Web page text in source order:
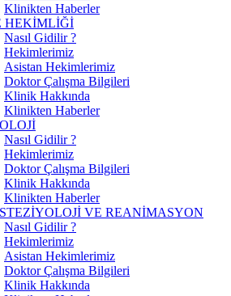
Klinikten Haberler
HEKİMLİĞİ
Nasıl Gidilir ?
Hekimlerimiz
Asistan Hekimlerimiz
Doktor Çalışma Bilgileri
Klinik Hakkında
Klinikten Haberler
Nasıl Gidilir ?
Hekimlerimiz
Doktor Çalışma Bilgileri
Klinik Hakkında
Klinikten Haberler
VE REANİMASYON
Nasıl Gidilir ?
Hekimlerimiz
Asistan Hekimlerimiz
Doktor Çalışma Bilgileri
Klinik Hakkında